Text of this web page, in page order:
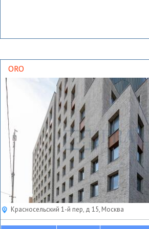
ORO
Красносельский 1-й пер, д 15, Москва